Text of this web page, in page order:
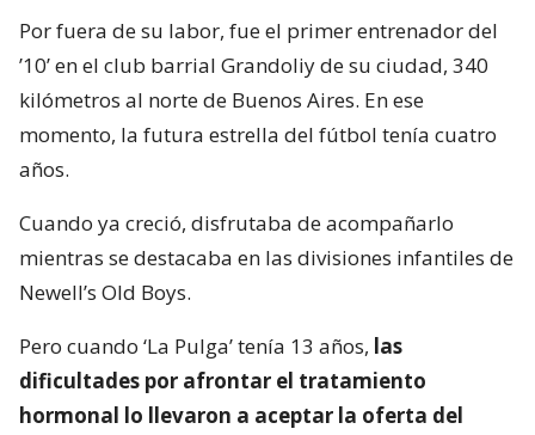
Por fuera de su labor, fue el primer entrenador del
’10’ en el club barrial Grandoliy de su ciudad, 340
kilómetros al norte de Buenos Aires. En ese
momento, la futura estrella del fútbol tenía cuatro
años.
Cuando ya creció, disfrutaba de acompañarlo
mientras se destacaba en las divisiones infantiles de
Newell’s Old Boys.
Pero cuando ‘La Pulga’ tenía 13 años, las
dificultades por afrontar el tratamiento
hormonal lo llevaron a aceptar la oferta del